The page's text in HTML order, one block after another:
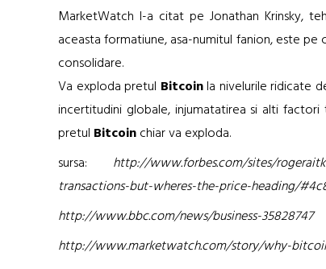
MarketWatch l-a citat pe Jonathan Krinsky,
aceasta formatiune, asa-numitul fanion, este
consolidare.
Va exploda pretul Bitcoinla nivelurile ridicate
incertitudini globale, injumatatirea si alti
pretul Bitcoinchiar va exploda.
sursa: http://www.forbes.com/sites/
transactions-but-wheres-the-price-heading/
http://www.bbc.com/news/business-35828747
http://www.marketwatch.com/story/why-